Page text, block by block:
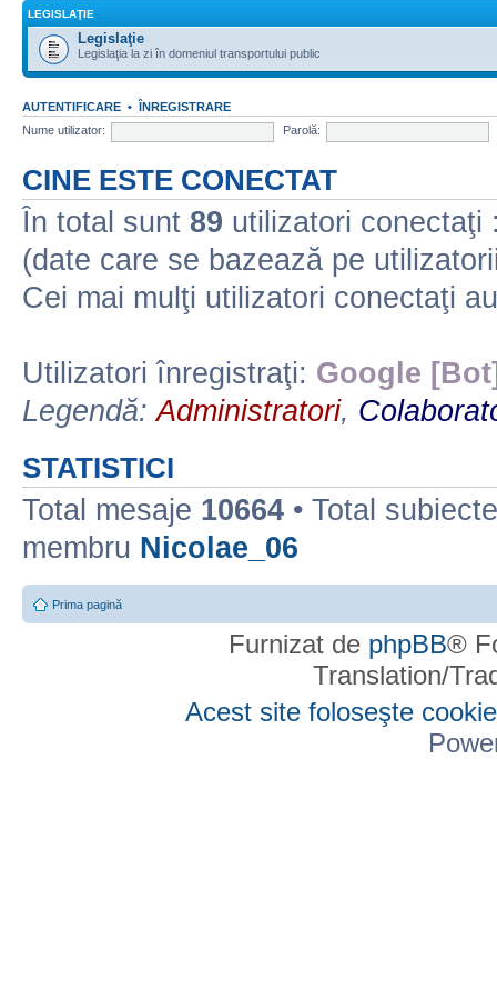
LEGISLAŢIE
Legislaţie
Legislaţia la zi în domeniul transportului public
AUTENTIFICARE • ÎNREGISTRARE
Nume utilizator:
Parolă:
CINE ESTE CONECTAT
În total sunt 89 utilizatori conectaţi
(date care se bazează pe
Cei mai mulţi utilizatori conectaţi
Utilizatori înregistraţi: Google
Legendă:Administratori,
STATISTICI
Total mesaje 10664 • Total
membru Nicolae_06
Prima pagină
Furnizat de phpBB®
Translation/
Acest site foloseşte